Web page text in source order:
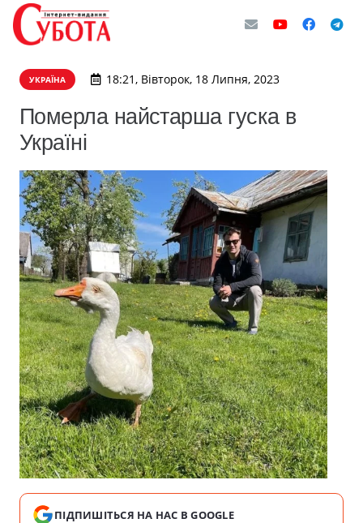
УКРАЇНА 18:21, Вівторок, 18 Липня, 2023
Померла найстарша гуска в
Україні
ПІДПИШІТЬСЯ НА НАС В GOOGLE